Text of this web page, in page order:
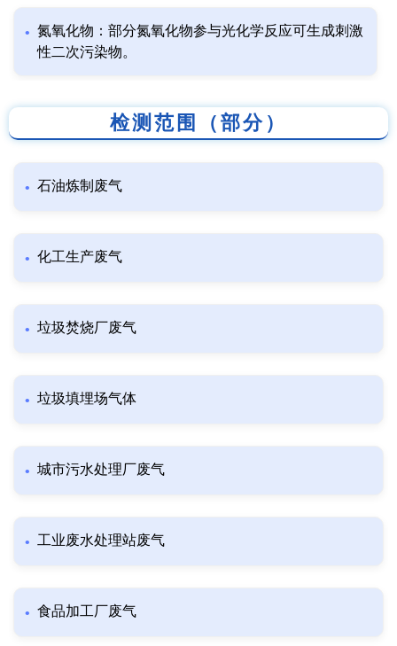
氮氧化物：部分氮氧化物参与光化学反应可生成刺激
性二次污染物。
检测范围（部分）
石油炼制废气
化工生产废气
垃圾焚烧厂废气
垃圾填埋场气体
城市污水处理厂废气
工业废水处理站废气
食品加工厂废气